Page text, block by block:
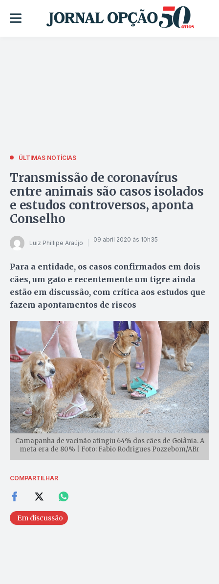
ÚLTIMAS NOTÍCIAS
Transmissão de coronavírus
entre animais são casos isolados
e estudos controversos, aponta
Conselho
Luiz Phillipe Araújo 09 abril 2020 às 10h35
Para a entidade, os casos confirmados em dois
cães, um gato e recentemente um tigre ainda
estão em discussão, com crítica aos estudos que
fazem apontamentos de riscos
Camapanha de vacinão atingiu 64% dos cães de Goiânia. A
meta era de 80% | Foto: Fabio Rodrigues Pozzebom/ABr
COMPARTILHAR
Em discussão